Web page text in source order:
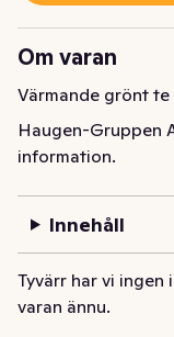
Om varan
Värmande grönt
Haugen-Gruppen
information.
Innehåll
Tyvärr har vi
varan ännu.